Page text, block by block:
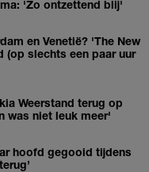
'Zo ontzettend blij'
en Venetië? 'The New
(op slechts een paar uur
Weerstand terug op
was niet leuk meer'
hoofd gegooid tijdens